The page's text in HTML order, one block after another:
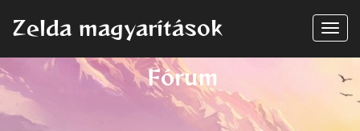
N
a
Zelda magyarítások
Fórum